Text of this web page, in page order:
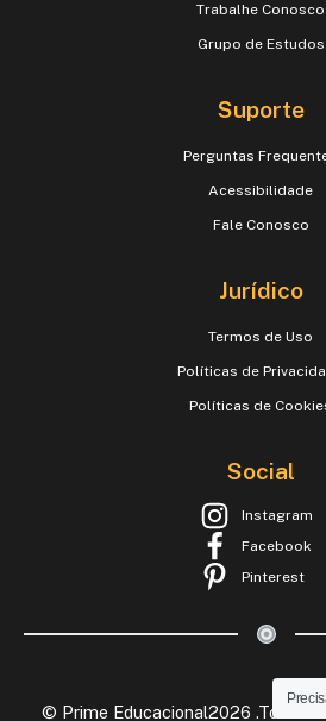
Trabalhe Conosco
Grupo de Estudos
Suporte
Perguntas
Acessibilidade
Fale Conosco
Jurídico
Termos de Uso
Políticas de
Políticas de
Social
Instagram
Facebook
Pinterest
© Prime Educacional2026 .Todos os